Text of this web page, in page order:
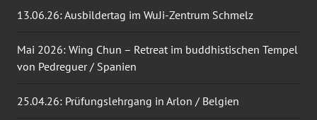
13.06.26: Ausbildertag im WuJi-Zentrum Schmelz
Mai 2026: Wing Chun – Retreat im buddhistischen Tempel
von Pedreguer / Spanien
25.04.26: Prüfungslehrgang in Arlon / Belgien